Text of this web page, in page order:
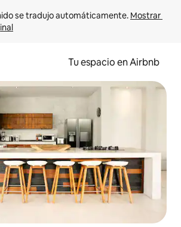
se tradujo automáticamente. Mostrar
Tu espacio en Airbnb